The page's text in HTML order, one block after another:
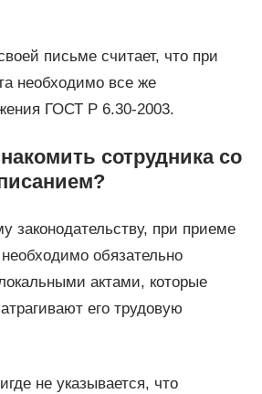
письме считает, что при
необходимо все же
ГОСТ Р 6.30-2003.
сотрудника со
законодательству, при приеме
обязательно
актами, которые
его трудовую
не указывается, что